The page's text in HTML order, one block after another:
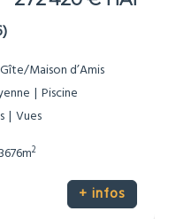
Gîte/Maison d’Amis
Piscine
Vues
2
+ infos